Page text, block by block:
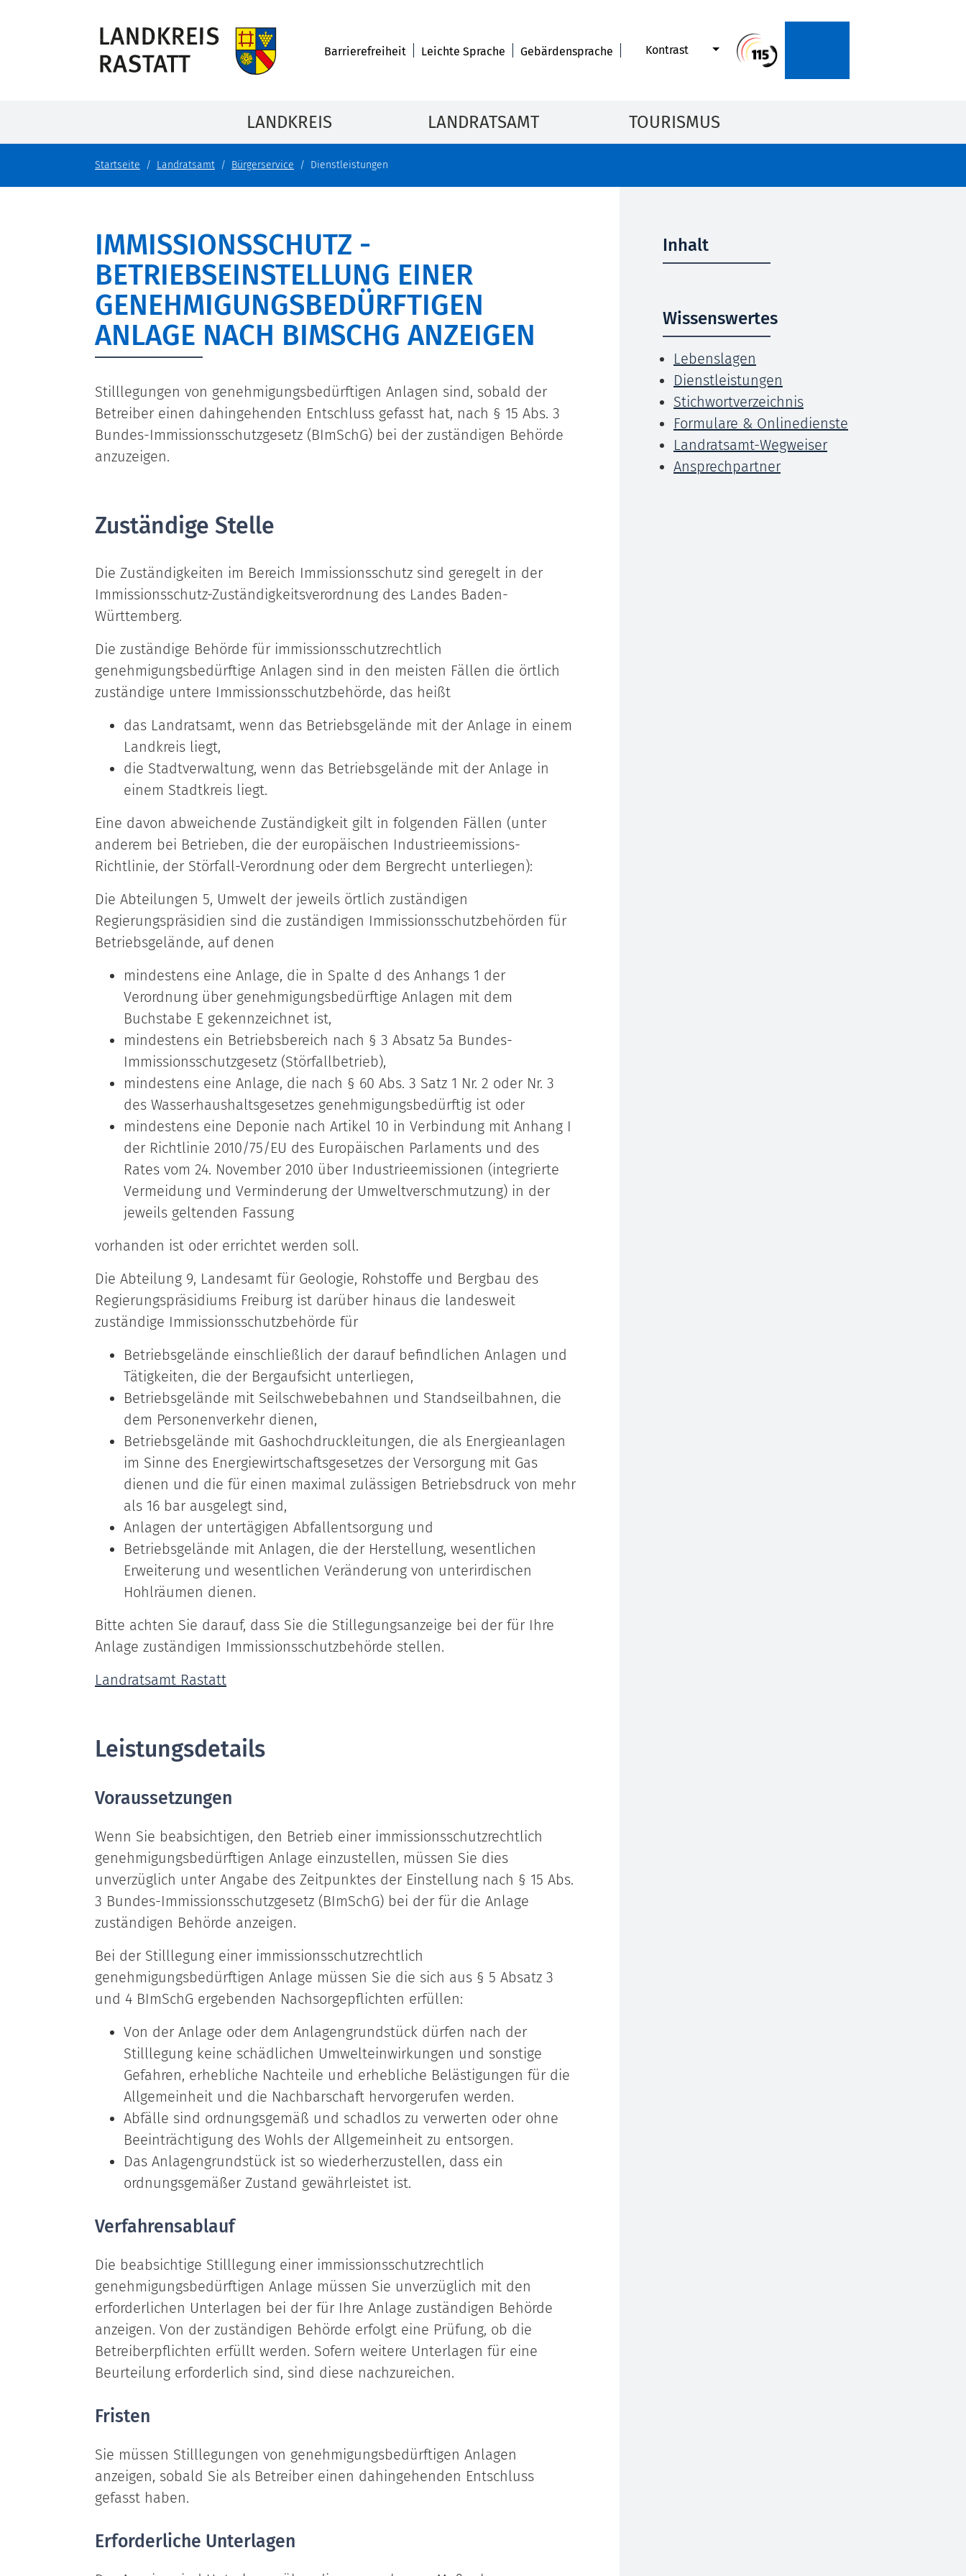
Barrierefreiheit Leichte Sprache Gebärdensprache Kontrast
LANDKREIS LANDRATSAMT TOURISMUS
Startseite Landratsamt Bürgerservice Dienstleistungen
IMMISSIONSSCHUTZ -
BETRIEBSEINSTELLUNG EINER
GENEHMIGUNGSBEDÜRFTIGEN
ANLAGE NACH BIMSCHG ANZEIGEN
Stilllegungen von genehmigungsbedürftigen Anlagen sind, sobald der
Betreiber einen dahingehenden Entschluss gefasst hat, nach § 15 Abs. 3
Bundes-Immissionsschutzgesetz (BImSchG) bei der zuständigen Behörde
anzuzeigen.
Zuständige Stelle
Die Zuständigkeiten im Bereich Immissionsschutz sind geregelt in der
Immissionsschutz-Zuständigkeitsverordnung des Landes Baden-
Württemberg.
Die zuständige Behörde für immissionsschutzrechtlich
genehmigungsbedürftige Anlagen sind in den meisten Fällen die örtlich
zuständige untere Immissionsschutzbehörde, das heißt
das Landratsamt, wenn das Betriebsgelände mit der Anlage in einem
Landkreis liegt,
die Stadtverwaltung, wenn das Betriebsgelände mit der Anlage in
einem Stadtkreis liegt.
Eine davon abweichende Zuständigkeit gilt in folgenden Fällen (unter
anderem bei Betrieben, die der europäischen Industrieemissions-
Richtlinie, der Störfall-Verordnung oder dem Bergrecht unterliegen):
Die Abteilungen 5, Umwelt der jeweils örtlich zuständigen
Regierungspräsidien sind die zuständigen Immissionsschutzbehörden für
Betriebsgelände, auf denen
mindestens eine Anlage, die in Spalte d des Anhangs 1 der
Verordnung über genehmigungsbedürftige Anlagen mit dem
Buchstabe E gekennzeichnet ist,
mindestens ein Betriebsbereich nach § 3 Absatz 5a Bundes-
Immissionsschutzgesetz (Störfallbetrieb),
mindestens eine Anlage, die nach § 60 Abs. 3 Satz 1 Nr. 2 oder Nr. 3
des Wasserhaushaltsgesetzes genehmigungsbedürftig ist oder
mindestens eine Deponie nach Artikel 10 in Verbindung mit Anhang I
der Richtlinie 2010/75/EU des Europäischen Parlaments und des
Rates vom 24. November 2010 über Industrieemissionen (integrierte
Vermeidung und Verminderung der Umweltverschmutzung) in der
jeweils geltenden Fassung
vorhanden ist oder errichtet werden soll.
Die Abteilung 9, Landesamt für Geologie, Rohstoffe und Bergbau des
Regierungspräsidiums Freiburg ist darüber hinaus die landesweit
zuständige Immissionsschutzbehörde für
Betriebsgelände einschließlich der darauf befindlichen Anlagen und
Tätigkeiten, die der Bergaufsicht unterliegen,
Betriebsgelände mit Seilschwebebahnen und Standseilbahnen, die
dem Personenverkehr dienen,
Betriebsgelände mit Gashochdruckleitungen, die als Energieanlagen
im Sinne des Energiewirtschaftsgesetzes der Versorgung mit Gas
dienen und die für einen maximal zulässigen Betriebsdruck von mehr
als 16 bar ausgelegt sind,
Anlagen der untertägigen Abfallentsorgung und
Betriebsgelände mit Anlagen, die der Herstellung, wesentlichen
Erweiterung und wesentlichen Veränderung von unterirdischen
Hohlräumen dienen.
Bitte achten Sie darauf, dass Sie die Stillegungsanzeige bei der für Ihre
Anlage zuständigen Immissionsschutzbehörde stellen.
Landratsamt Rastatt
Leistungsdetails
Voraussetzungen
Wenn Sie beabsichtigen, den Betrieb einer immissionsschutzrechtlich
genehmigungsbedürftigen Anlage einzustellen, müssen Sie dies
unverzüglich unter Angabe des Zeitpunktes der Einstellung nach § 15 Abs.
3 Bundes-Immissionsschutzgesetz (BImSchG) bei der für die Anlage
zuständigen Behörde anzeigen.
Bei der Stilllegung einer immissionsschutzrechtlich
genehmigungsbedürftigen Anlage müssen Sie die sich aus § 5 Absatz 3
und 4 BImSchG ergebenden Nachsorgepflichten erfüllen:
Von der Anlage oder dem Anlagengrundstück dürfen nach der
Stilllegung keine schädlichen Umwelteinwirkungen und sonstige
Gefahren, erhebliche Nachteile und erhebliche Belästigungen für die
Allgemeinheit und die Nachbarschaft hervorgerufen werden.
Abfälle sind ordnungsgemäß und schadlos zu verwerten oder ohne
Beeinträchtigung des Wohls der Allgemeinheit zu entsorgen.
Das Anlagengrundstück ist so wiederherzustellen, dass ein
ordnungsgemäßer Zustand gewährleistet ist.
Verfahrensablauf
Die beabsichtige Stilllegung einer immissionsschutzrechtlich
genehmigungsbedürftigen Anlage müssen Sie unverzüglich mit den
erforderlichen Unterlagen bei der für Ihre Anlage zuständigen Behörde
anzeigen. Von der zuständigen Behörde erfolgt eine Prüfung, ob die
Betreiberpflichten erfüllt werden. Sofern weitere Unterlagen für eine
Beurteilung erforderlich sind, sind diese nachzureichen.
Fristen
Sie müssen Stilllegungen von genehmigungsbedürftigen Anlagen
anzeigen, sobald Sie als Betreiber einen dahingehenden Entschluss
gefasst haben.
Erforderliche Unterlagen
Inhalt
Wissenswertes
Lebenslagen
Dienstleistungen
Stichwortverzeichnis
Formulare & Onlinedienste
Landratsamt-Wegweiser
Ansprechpartner